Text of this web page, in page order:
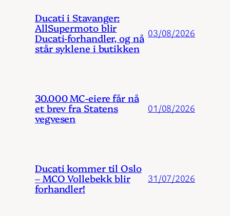
Ducati i Stavanger:
AllSupermoto blir
Ducati-forhandler, og nå
står syklene i butikken
03/08/2026
30.000 MC-eiere får nå
et brev fra Statens
vegvesen
01/08/2026
Ducati kommer til Oslo
– MCO Vollebekk blir
forhandler!
31/07/2026